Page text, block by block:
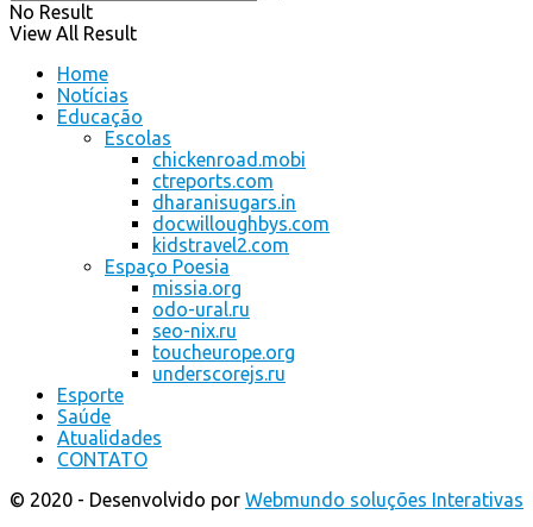
No Result
View All Result
Home
Notícias
Educação
Escolas
chickenroad.mobi
ctreports.com
dharanisugars.in
docwilloughbys.com
kidstravel2.com
Espaço Poesia
missia.org
odo-ural.ru
seo-nix.ru
toucheurope.org
underscorejs.ru
Esporte
Saúde
Atualidades
CONTATO
© 2020 - Desenvolvido por Webmundo soluções Interativas